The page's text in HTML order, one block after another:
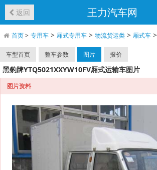
返回 王力汽车网
首页> 专用车> 厢式专用车> 物流货运类> 厢式车>
车型首页 整车参数 图片 报价
黑豹牌YTQ5021XXYW10FV厢式运输车图片
图片资料